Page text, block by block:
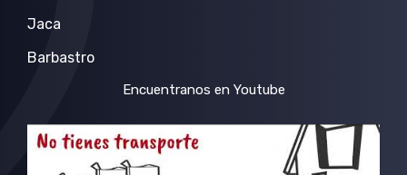
Jaca
Barbastro
Encuentranos en Youtube